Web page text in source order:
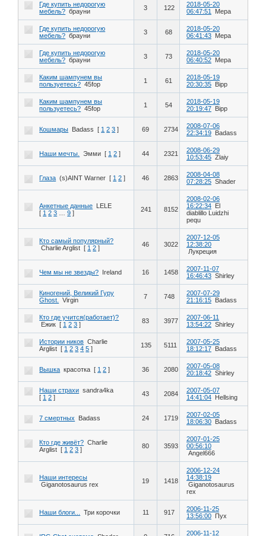
Где купить недорогую
мебель? брауни 3 122
2018-05-20
06:47:51
Мера
Где купить недорогую
мебель? брауни 3 68
2018-05-20
06:41:43 Мера
Где купить недорогую
мебель? брауни 3 73
2018-05-20
06:40:52 Мера
Каким шампунем вы
пользуетесь? 45fop 1 61
2018-05-19
20:30:35
Bipp
Каким шампунем вы
пользуетесь? 45fop 1 54
2018-05-19
20:19:47
Bipp
Кошмары Badass [ 1 2 3 ] 69 2734
2008-07-06
22:34:19
Badass
Наши мечты. Эмми [ 1 2 ] 44 2321
2008-06-29
10:53:45 Zlaiy
Глаза (s)AINT Warner [ 1 2 ] 46 2863
2008-04-08
07:28:25 Shader
Анкетные данные
LELE
[ 1 2 3 9 ] 241 8152
2008-02-06
16:22:34
El
diablillo Luidzhi
pequ
Кто самый популярный?
Charlie Arglist [ 1 2 ] 46 3022
2007-12-05
12:38:20
Лукреция
Чем мы не звезды? Ireland 16 1458
2007-11-07
16:46:43 Shirley
Киногений, Великий Гуру
Ghost.
Virgin 7 748
2007-07-29
21:16:15
Badass
Кто где учится(работает)?
Ежик [ 1 2 3 ] 83 3977
2007-06-11
13:54:22 Shirley
Истории ников Charlie
Arglist [ 1 2 3 4 5 ] 135 5111
2007-05-25
18:12:17
Badass
Вышка красотка [ 1 2 ] 36 2080
2007-05-08
20:18:42 Shirley
Наши страхи sandra4ka
[ 1 2 ] 43 2084
2007-05-07
14:41:04
Hellsing
7 смертных Badass 24 1719
2007-02-05
18:06:30
Badass
Кто где живёт? Charlie
Arglist [ 1 2 3 ] 80 3593
2007-01-25
00:56:10
Angel666
Наши интересы
Giganotosaurus rex
19 1418
2006-12-24
14:38:19
Giganotosaurus
rex
Наши блоги... Три корочки 11 917
2006-11-25
13:56:00
Пух
2006-11-12